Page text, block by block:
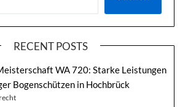
RECENT POSTS
WA 720: Starke Leistungen
Bogenschützen in Hochbrück